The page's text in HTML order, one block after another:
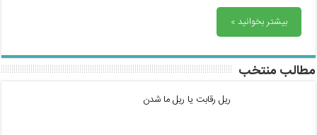
بیشتر بخوانید »
مطالب منتخب
ریل رقابت یا ریل ما شدن